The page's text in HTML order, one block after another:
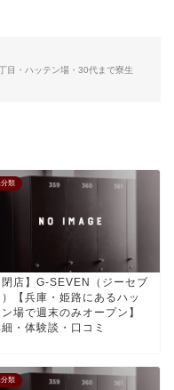
目・ハッテン場・30代まで寮生
類
閉店】G-SEVEN（ジーセブ
）【兵庫・姫路にあるハッ
ン場で週末のみオープン】
・体験談・口コミ
類